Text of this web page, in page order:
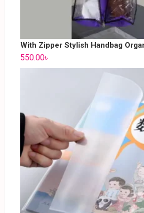
With Zipper Stylish Handbag
550.00৳